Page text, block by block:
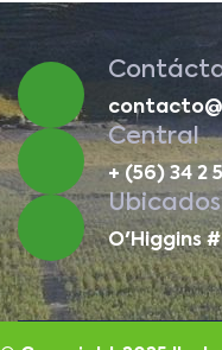
Central
+ (56) 34 2
O'Higgins